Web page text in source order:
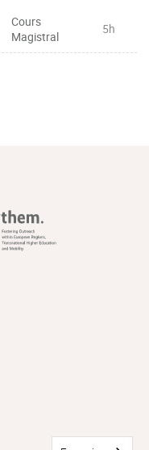
Cours
Magistral
5h